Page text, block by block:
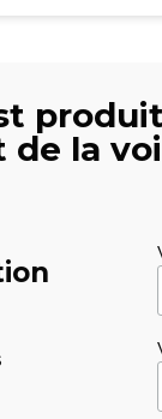
de la